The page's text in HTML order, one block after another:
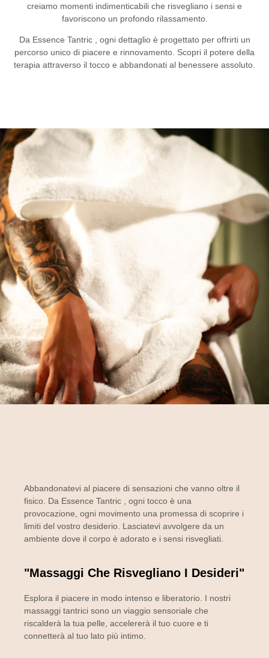
creiamo momenti indimenticabili che risvegliano i sensi e
favoriscono un profondo rilassamento.
Da Essence Tantric, ogni dettaglio è progettato per offrirti un
percorso unico di piacere e rinnovamento. Scopri il potere della
terapia attraverso il tocco e abbandonati al benessere assoluto.
Abbandonatevi al piacere di sensazioni che vanno oltre il
fisico. Da Essence Tantric , ogni tocco è una
provocazione, ogni movimento una promessa di scoprire i
limiti del vostro desiderio. Lasciatevi avvolgere da un
ambiente dove il corpo è adorato e i sensi risvegliati.
"Massaggi Che Risvegliano I Desideri"
Esplora il piacere in modo intenso e liberatorio. I nostri
massaggi tantrici sono un viaggio sensoriale che
riscalderà la tua pelle, accelererà il tuo cuore e ti
connetterà al tuo lato più intimo.